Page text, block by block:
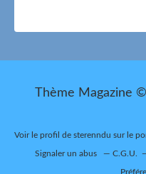
Thème Magazine
Voir le profil de sterenndu sur le
Signaler un abus C.G.U.